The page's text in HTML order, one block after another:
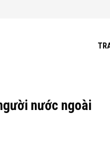
nước ngoài